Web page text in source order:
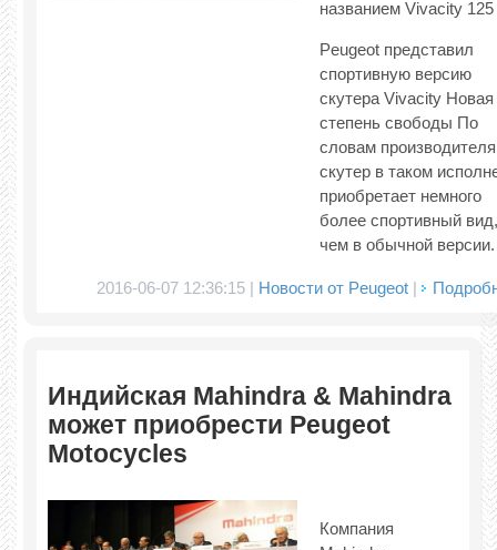
названием Vivacity
Peugeot представил
спортивную версию
скутера Vivacity Новая
степень свободы По
словам
скутер в таком
приобретает немного
более спортивный вид,
чем в обычной версии.
2016-06-07 12:36:15 | Новости от Peugeot |
Индийская Mahindra & Mahindra
может приобрести Peugeot
Motocycles
Компания